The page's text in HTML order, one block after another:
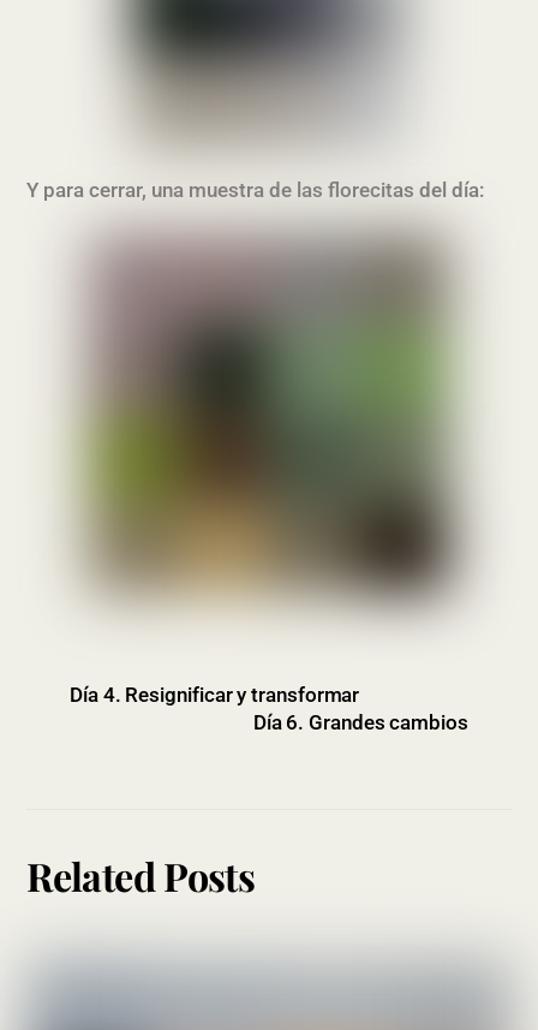
Y para cerrar, una muestra de las florecitas del día:
Día 4. Resignificar y transformar
Día 6. Grandes cambios
Related Posts